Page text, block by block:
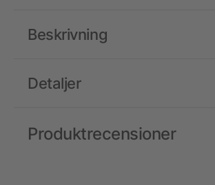
Detaljer
Beskrivning
Produktrecensioner